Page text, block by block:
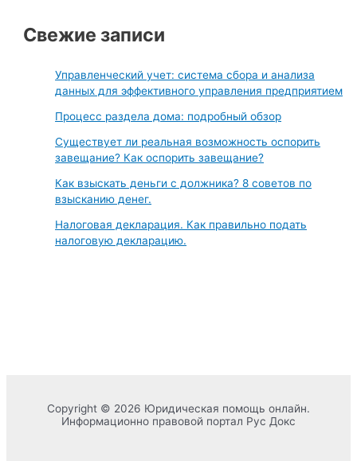
Свежие записи
Управленческий учет: система сбора и анализа
данных для эффективного управления предприятием
Процесс раздела дома: подробный обзор
Существует ли реальная возможность оспорить
завещание? Как оспорить завещание?
Как взыскать деньги с должника? 8 советов по
взысканию денег.
Налоговая декларация. Как правильно подать
налоговую декларацию.
Copyright © 2026 Юридическая помощь онлайн.
Информационно правовой портал Рус Докс